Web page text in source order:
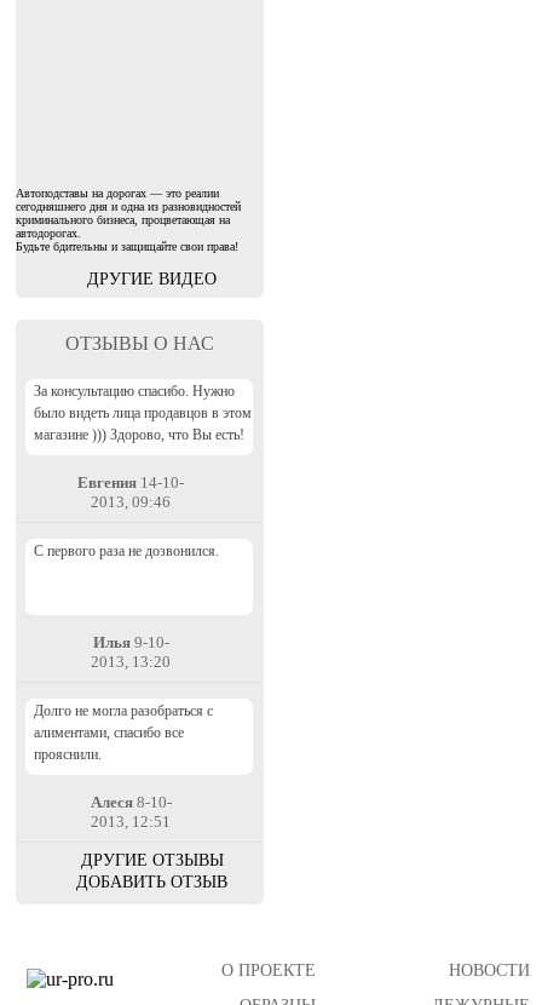
Автоподставы на дорогах — это реалии
сегодняшнего дня и одна из разновидностей
криминального бизнеса, процветающая на
автодорогах.
Будьте бдительны и защищайте свои права!
ДРУГИЕ ВИДЕО
ОТЗЫВЫ О НАС
За консультацию спасибо. Нужно
было видеть лица продавцов в этом
магазине ))) Здорово, что Вы есть!
Евгения 14-10-
2013, 09:46
С первого раза не дозвонился.
Илья9-10-
2013, 13:20
Долго не могла разобраться с
алиментами, спасибо все
прояснили.
Алеся8-10-
2013, 12:51
ДРУГИЕ ОТЗЫВЫ
ДОБАВИТЬ ОТЗЫВ
О ПРОЕКТЕ
НОВОСТИ